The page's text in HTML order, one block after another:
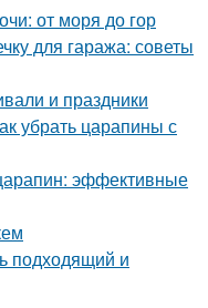
от моря до гор
для гаража: советы
и праздники
убрать царапины с
эффективные
подходящий и